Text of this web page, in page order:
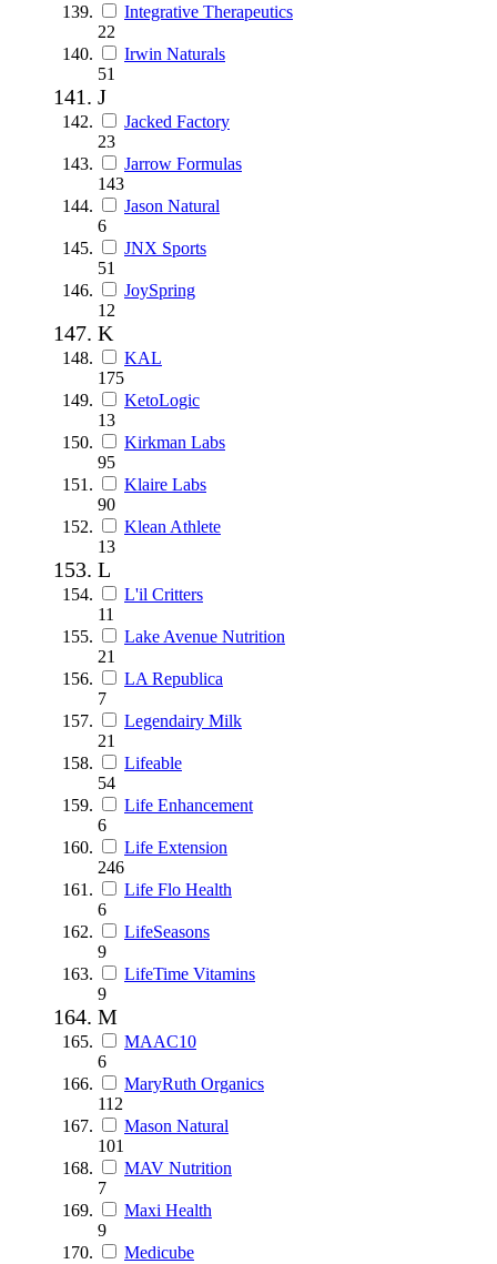
Integrative Therapeutics
22
Irwin Naturals
51
J
Jacked Factory
23
Jarrow Formulas
143
Jason Natural
6
JNX Sports
51
JoySpring
12
K
KAL
175
KetoLogic
13
Kirkman Labs
95
Klaire Labs
90
Klean Athlete
13
L
L'il Critters
11
Lake Avenue Nutrition
21
LA Republica
7
Legendairy Milk
21
Lifeable
54
Life Enhancement
6
Life Extension
246
Life Flo Health
6
LifeSeasons
9
LifeTime Vitamins
9
M
MAAC10
6
MaryRuth Organics
112
Mason Natural
101
MAV Nutrition
7
Maxi Health
9
Medicube